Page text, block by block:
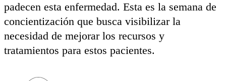
padecen esta enfermedad. Esta es la semana de
concientización que busca visibilizar la
necesidad de mejorar los recursos y
tratamientos para estos pacientes.